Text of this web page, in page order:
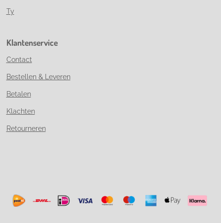
Ty
Klantenservice
Contact
Bestellen & Leveren
Betalen
Klachten
Retourneren